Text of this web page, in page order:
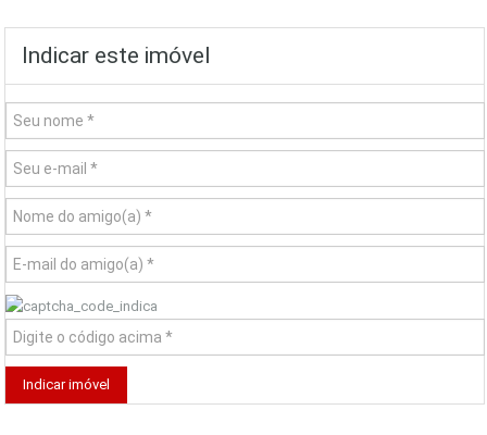
Indicar este imóvel